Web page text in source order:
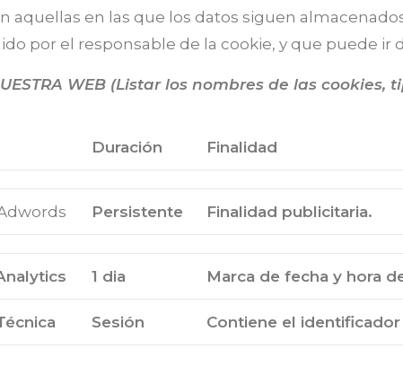
aquellas en las que los datos siguen
por el responsable de la cookie, y que puede ir
WEB (Listar los nombres de las cookies,
Duración Finalidad
Persistente Finalidad publicitaria.
1 dia Marca de fecha y hora
Sesión Contiene el